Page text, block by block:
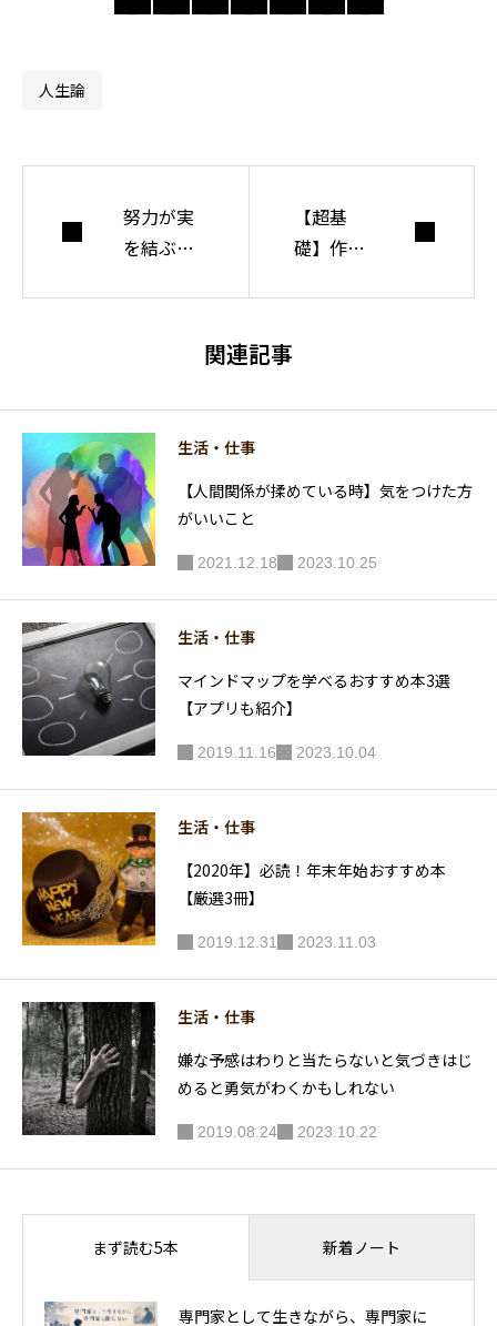
合えない世界で人
人生論
努力が実
を結ぶた
【超基
礎】作業
関連記事
生活・仕事
【人間関係が揉めている時】気をつけた方
がいいこと
2021.12.18 2023.10.25
生活・仕事
マインドマップを学べるおすすめ本3選
【アプリも紹介】
2019.11.16 2023.10.04
生活・仕事
【2020年】必読！年末年始おすすめ本
【厳選3冊】
2019.12.31 2023.11.03
生活・仕事
嫌な予感はわりと当たらないと気づきはじ
めると勇気がわくかもしれない
2019.08.24 2023.10.22
まず読む5本 新着ノート
専門家として生きながら、専門家に